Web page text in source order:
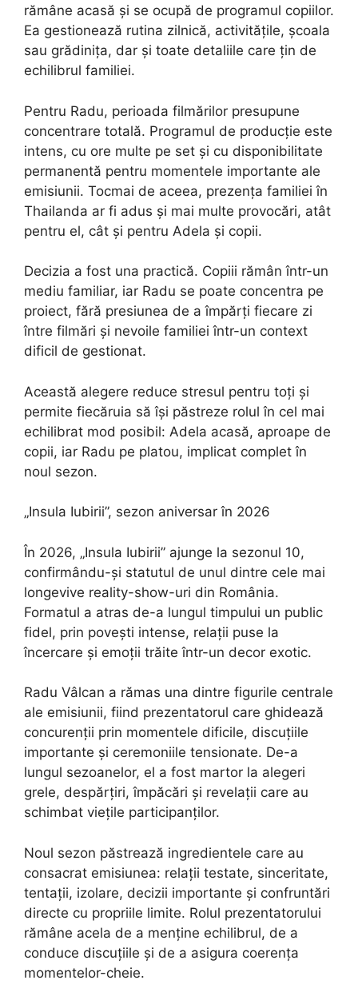
rămâne acasă și se ocupă de programul copiilor.
Ea gestionează rutina zilnică, activitățile, școala
sau grădinița, dar și toate detaliile care țin de
echilibrul familiei.
Pentru Radu, perioada filmărilor presupune
concentrare totală. Programul de producție este
intens, cu ore multe pe set și cu disponibilitate
permanentă pentru momentele importante ale
emisiunii. Tocmai de aceea, prezența familiei în
Thailanda ar fi adus și mai multe provocări, atât
pentru el, cât și pentru Adela și copii.
Decizia a fost una practică. Copiii rămân într-un
mediu familiar, iar Radu se poate concentra pe
proiect, fără presiunea de a împărți fiecare zi
între filmări și nevoile familiei într-un context
dificil de gestionat.
Această alegere reduce stresul pentru toți și
permite fiecăruia să își păstreze rolul în cel mai
echilibrat mod posibil: Adela acasă, aproape de
copii, iar Radu pe platou, implicat complet în
noul sezon.
„Insula Iubirii”, sezon aniversar în 2026
În 2026, „Insula Iubirii” ajunge la sezonul 10,
confirmându-și statutul de unul dintre cele mai
longevive reality-show-uri din România.
Formatul a atras de-a lungul timpului un public
fidel, prin povești intense, relații puse la
încercare și emoții trăite într-un decor exotic.
Radu Vâlcan a rămas una dintre figurile centrale
ale emisiunii, fiind prezentatorul care ghidează
concurenții prin momentele dificile, discuțiile
importante și ceremoniile tensionate. De-a
lungul sezoanelor, el a fost martor la alegeri
grele, despărțiri, împăcări și revelații care au
schimbat viețile participanților.
Noul sezon păstrează ingredientele care au
consacrat emisiunea: relații testate, sinceritate,
tentații, izolare, decizii importante și confruntări
directe cu propriile limite. Rolul prezentatorului
rămâne acela de a menține echilibrul, de a
conduce discuțiile și de a asigura coerența
momentelor-cheie.